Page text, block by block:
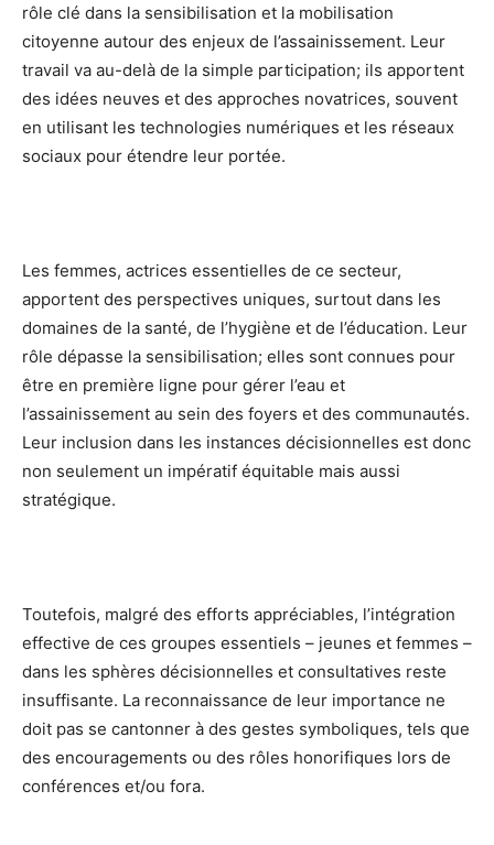
rôle clé dans la sensibilisation et la mobilisation
citoyenne autour des enjeux de l’assainissement. Leur
travail va au-delà de la simple participation; ils apportent
des idées neuves et des approches novatrices, souvent
en utilisant les technologies numériques et les réseaux
sociaux pour étendre leur portée.
Les femmes, actrices essentielles de ce secteur,
apportent des perspectives uniques, surtout dans les
domaines de la santé, de l’hygiène et de l’éducation. Leur
rôle dépasse la sensibilisation; elles sont connues pour
être en première ligne pour gérer l’eau et
l’assainissement au sein des foyers et des communautés.
Leur inclusion dans les instances décisionnelles est donc
non seulement un impératif équitable mais aussi
stratégique.
Toutefois, malgré des efforts appréciables, l’intégration
effective de ces groupes essentiels – jeunes et femmes –
dans les sphères décisionnelles et consultatives reste
insuffisante. La reconnaissance de leur importance ne
doit pas se cantonner à des gestes symboliques, tels que
des encouragements ou des rôles honorifiques lors de
conférences et/ou fora.